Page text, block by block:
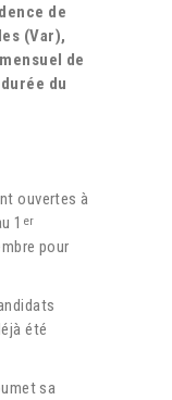
de
(Var),
de
du
ouvertes à
1 er
pour
été
sa